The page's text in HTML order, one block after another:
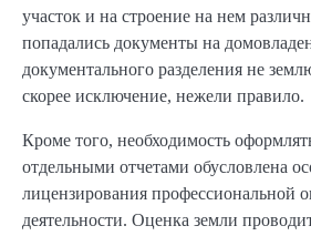
участок и на строение на нем
попадались документы на
документального разделения не
скорее исключение, нежели правило.
Кроме того, необходимость
отдельными отчетами обусловлена
лицензирования профессиональной
деятельности. Оценка земли